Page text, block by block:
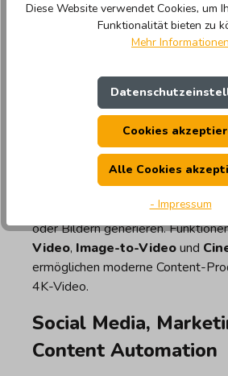
Für fortgeschrittene Anwender
professionelle Werkzeuge wie
Optimierung. Ergänzt wird dies
Composition Advisorund
, die speziell für
Performance optimiert sind.
Video AI und
Lumivo Video AIlassen sich
oder Bildern generieren.
Video, Image-to-Videound
ermöglichen moderne Content-
4K-Video.
Social Media,
Content Automation
Diese Website verwendet Cookies, um
Funktionalität bieten zu
Mehr Informationen
Cookies
Alle Cookies
- Impressum